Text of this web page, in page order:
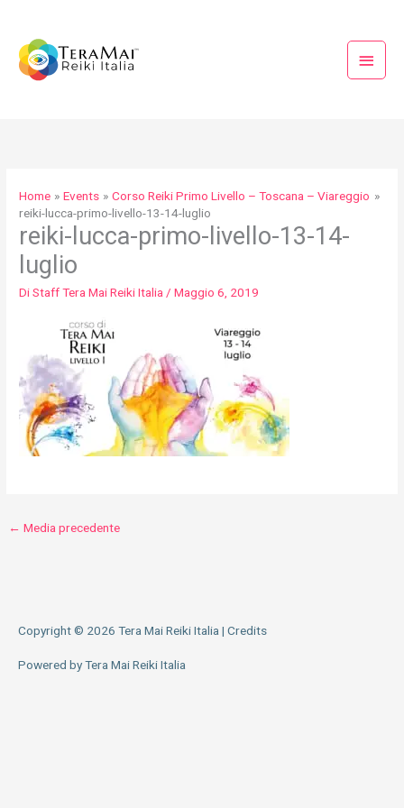
contenuto
Home Events
Corso Reiki Primo Livello – Toscana – Viareggio
reiki-lucca-primo-livello-13-14-luglio
reiki-lucca-primo-livello-13-14-
luglio
DiStaff Tera Mai Reiki Italia /Maggio 6, 2019
← Media precedente
Copyright © 2026 Tera Mai Reiki Italia | Credits
Powered byTera Mai Reiki Italia